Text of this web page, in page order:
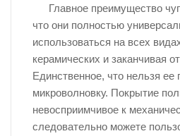
Главное преимущество
что они полностью
использоваться на всех
керамических и заканчивая
Единственное, что нельзя
микроволновку. Покрытие
невосприимчивое к
следовательно можете